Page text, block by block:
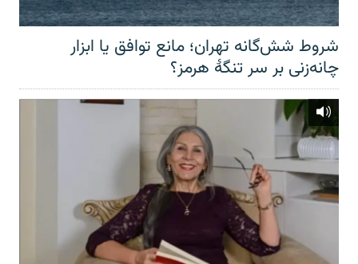
شروط شش‌گانه تهران؛ مانع توافق یا ابزار
چانه‌زنی بر سر تنگهٔ هرمز؟